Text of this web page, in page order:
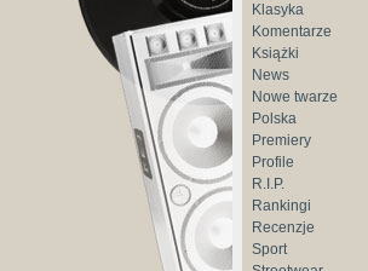
Klasyka
Komentarze
Książki
News
Nowe twarze
Polska
Premiery
Profile
R.I.P.
Rankingi
Recenzje
Sport